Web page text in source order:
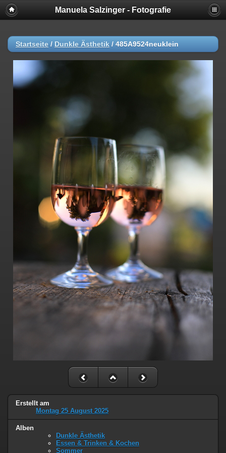
Manuela Salzinger - Fotografie
Startseite / Dunkle Ästhetik / 485A9524neuklein
Erstellt am
Montag 25 August 2025
Alben
Dunkle Ästhetik
Essen & Trinken & Kochen
Sommer